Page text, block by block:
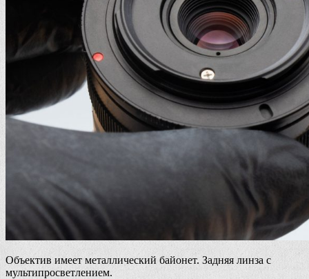
Объектив имеет металлический байонет. Задняя линза с
мультипросветлением.